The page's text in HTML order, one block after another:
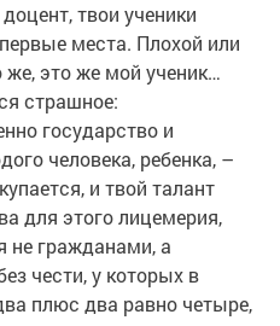
твои ученики
места. Плохой или
это же мой ученик…
страшное:
государство и
человека, ребенка, –
и твой талант
для этого лицемерия,
не гражданами, а
чести, у которых в
плюс два равно четыре,